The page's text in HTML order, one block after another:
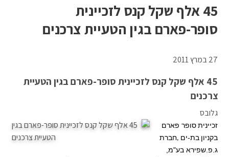
45 אלף שקל קנס לזכיינית
סופר-פארם בגין הטעיית צרכנים
27 במרץ 2011
45 אלף שקל קנס לזכיינית סופר-פארם בגין הטעיית
צרכנים
גלובס
זכיינית סופר פארם
בקניון בת-ים ,חברת
ג.פ.שפירא בע"מ,